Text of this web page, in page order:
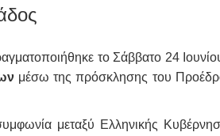
το Σάββατο 24
μέσω της πρόσκλησης του
μεταξύ Ελληνικής